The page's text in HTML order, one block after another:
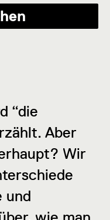
“die
Aber
Wir
und